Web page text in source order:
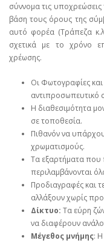
σύννομα τις υποχρεώσεις
βάση τους όρους της
αυτό φορέα (Τράπεζα
σχετικά με το χρόνο
χρέωσης.
Οι Φωτογραφίες
αντιπροσωπευτικό
Η διαθεσιμότητα
σε τοποθεσία.
Πιθανόν να
χρωματισμούς.
Τα εξαρτήματα που
περιλαμβάνονται
Προδιαγραφές και
αλλάξουν χωρίς
Δίκτυο: Τα εύρη
να διαφέρουν
Μέγεθος μνήμης: